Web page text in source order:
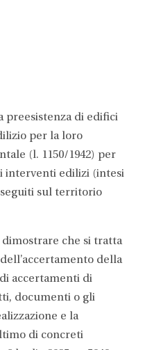
preesistenza di edifici
per la loro
(l. 1150/1942) per
interventi edilizi (intesi
sul territorio
dimostrare che si tratta
della
accertamenti di
documenti o gli
e la
di concreti